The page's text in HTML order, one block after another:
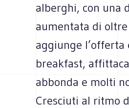
alberghi, con una
aumentata di
aggiunge
breakfast,
abbonda e molti
Cresciuti al ritmo